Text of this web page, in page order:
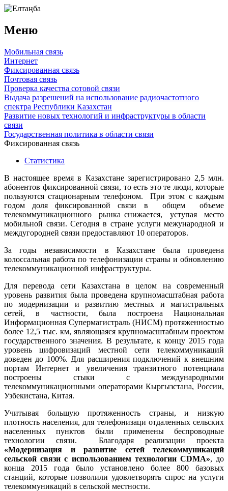
Меню
Мобильная связь
Интернет
Фиксированная связь
Почтовая связь
Проверка качества сотовой связи
Выдача разрешений на использование радиочастотного
спектра Республики Казахстан
Развитие новых технологий и инфраструктуры в области
связи
Государственная политика в области связи
Фиксированная связь
Статистика
В настоящее время в Казахстане зарегистрировано 2,5 млн.
абонентов фиксированной связи, то есть это те люди, которые
пользуются стационарным телефоном. При этом с каждым
годом доля фиксированной связи в общем объеме
телекоммуникационного рынка снижается, уступая место
мобильной связи. Сегодня в стране услуги межународной и
междугородней связи предоставляют 10 операторов.
За годы независимости в Казахстане была проведена
колоссальная работа по телефонизации страны и обновлению
телекоммуникационной инфраструктуры.
Для перевода сети Казахстана в целом на современный
уровень развития была проведена крупномасштабная работа
по модернизации и развитию местных и магистральных
сетей, в частности, была построена Национальная
Информационная Супермагистраль (НИСМ) протяженностью
более 12,5 тыс. км, являющаяся крупномасштабным проектом
государственного значения. В результате, к концу 2015 года
уровень цифровизаций местной сети телекоммуникаций
доведен до 100%. Для расширения подключений к внешним
портам Интернет и увеличения транзитного потенциала
построены стыки с международными
телекоммуникационными операторами Кыргызстана, России,
Узбекистана, Китая.
Учитывая большую протяженность страны, и низкую
плотность населения, для телефонизаци отдаленных сельских
населенных пунктов были применены беспроводные
технологии связи. Благодаря реализации проекта
«Модернизация и развитие сетей телекоммуникаций
сельской связи с использованием технологии CDMA», до
конца 2015 года было установлено более 800 базовых
станций, которые позволили удовлетворять спрос на услуги
телекоммуникаций в сельской местности.